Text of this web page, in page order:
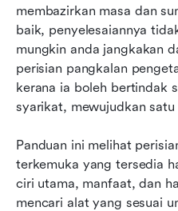
membazirkan masa dan
baik, penyelesaiannya
mungkin anda jangkakan
perisian pangkalan
kerana ia boleh bertindak
syarikat, mewujudkan
Panduan ini melihat
terkemuka yang tersedia
ciri utama, manfaat, dan
mencari alat yang sesuai
10 alat pangkalan
tahun 2026
Bagaimana memilih
pengetahuan terbaik
Soalan Lazim
Bacaan berkaitan